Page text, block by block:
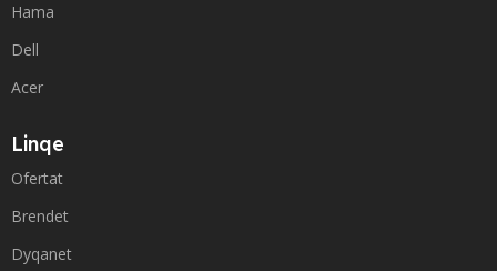
Hama
Dell
Acer
Linqe
Ofertat
Brendet
Dyqanet